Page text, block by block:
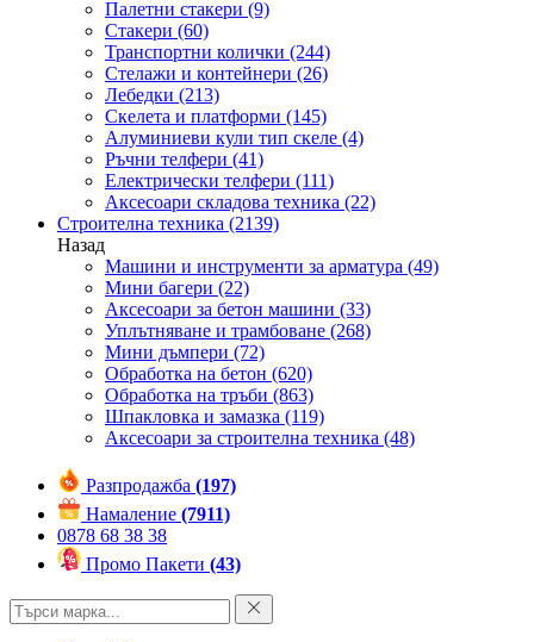
Палетни стакери (9)
Стакери (60)
Транспортни колички (244)
Стелажи и контейнери (26)
Лебедки (213)
Скелета и платформи (145)
Алуминиеви кули тип скеле (4)
Ръчни телфери (41)
Електрически телфери (111)
Аксесоари складова техника (22)
Строителна техника (2139)
Назад
Машини и инструменти за арматура (49)
Мини багери (22)
Аксесоари за бетон машини (33)
Уплътняване и трамбоване (268)
Мини дъмпери (72)
Обработка на бетон (620)
Обработка на тръби (863)
Шпакловка и замазка (119)
Аксесоари за строителна техника (48)
Разпродажба (197)
Намаление (7911)
0878 68 38 38
Промо Пакети (43)